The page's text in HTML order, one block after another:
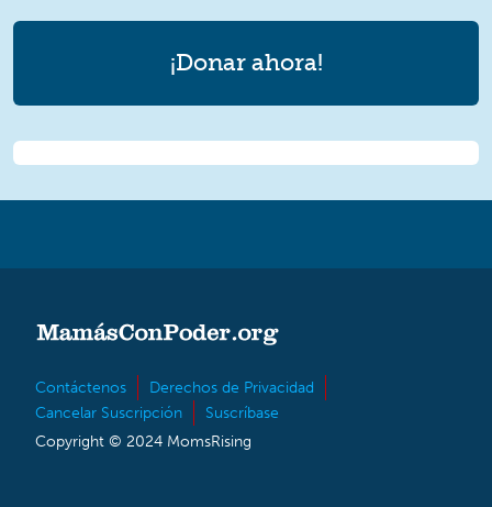
¡Donar ahora!
Contáctenos
Derechos de Privacidad
Cancelar Suscripción
Suscríbase
Copyright © 2024 MomsRising